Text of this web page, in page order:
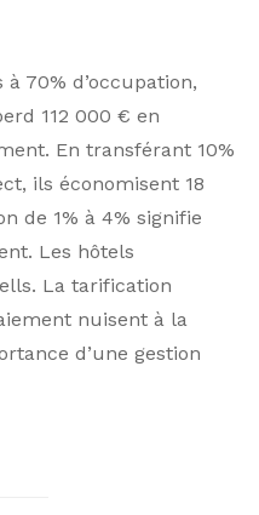
70% d’occupation,
112 000 € en
En transférant 10%
ils économisent 18
de 1% à 4% signifie
Les hôtels
La tarification
nuisent à la
d’une gestion